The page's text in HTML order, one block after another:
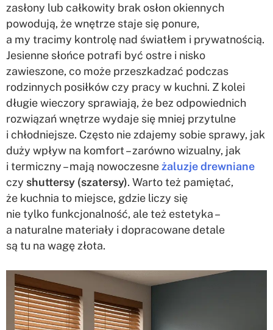
zasłony lub całkowity brak osłon okiennych
powodują, że wnętrze staje się ponure,
a my tracimy kontrolę nad światłem i prywatnością.
Jesienne słońce potrafi być ostre i nisko
zawieszone, co może przeszkadzać podczas
rodzinnych posiłków czy pracy w kuchni. Z kolei
długie wieczory sprawiają, że bez odpowiednich
rozwiązań wnętrze wydaje się mniej przytulne
i chłodniejsze. Często nie zdajemy sobie sprawy, jak
duży wpływ na komfort – zarówno wizualny, jak
i termiczny – mają nowoczesneżaluzje drewniane
czy shuttersy (szatersy). Warto też pamiętać,
że kuchnia to miejsce, gdzie liczy się
nie tylko funkcjonalność, ale też estetyka –
a naturalne materiały i dopracowane detale
są tu na wagę złota.